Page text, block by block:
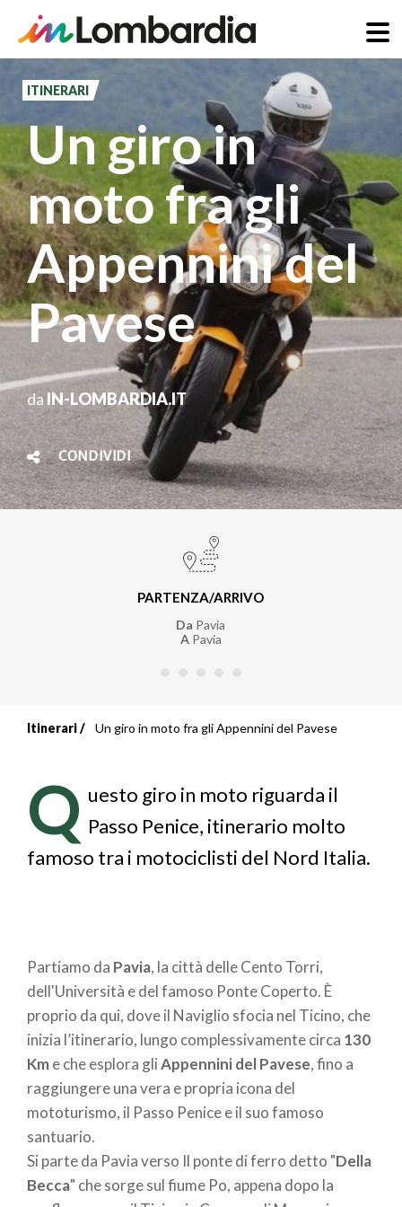
contenuto
principale
ITINERARI
Un giro in
moto fra gli
Appennini del
Pavese
da IN-LOMBARDIA.IT
CONDIVIDI
PARTENZA/ARRIVO
Da Pavia
APavia
Briciole
di
pane
Itinerari Un giro in moto fra gli Appennini del Pavese
Q uesto giro in moto riguarda il
Passo Penice, itinerario molto
famoso tra i motociclisti del Nord Italia.
Partiamo da Pavia, la città delle Cento Torri,
dell'Università e del famoso Ponte Coperto. È
proprio da qui, dove il Naviglio sfocia nel Ticino, che
inizia l’itinerario, lungo complessivamente circa 130
Kme che esplora gliAppennini del Pavese, fino a
raggiungere una vera e propria icona del
mototurismo, il Passo Penice e il suo famoso
santuario.
Si parte da Pavia verso Il ponte di ferro detto "Della
Becca" che sorge sul fiume Po, appena dopo la